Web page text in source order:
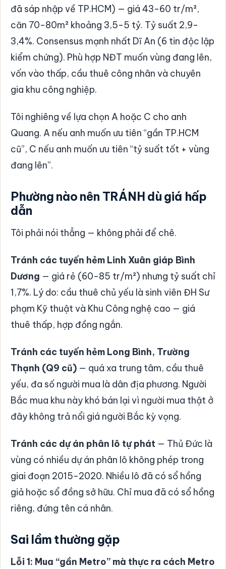
đã sáp nhập về TP.HCM) — giá 43-60 tr/m²,
căn 70-80m² khoảng 3,5-5 tỷ. Tỷ suất 2,9-
3,4%. Consensus mạnh nhất Dĩ An (6 tin độc lập
kiểm chứng). Phù hợp NĐT muốn vùng đang lên,
vốn vào thấp, cầu thuê công nhân và chuyên
gia khu công nghiệp.
Tôi nghiêng về lựa chọn A hoặc C cho anh
Quang. A nếu anh muốn ưu tiên “gần TP.HCM
cũ”, C nếu anh muốn ưu tiên “tỷ suất tốt + vùng
đang lên”.
Phường nào nên TRÁNH dù giá hấp
dẫn
Tôi phải nói thẳng — không phải để chê.
Tránh các tuyến hẻm Linh Xuân giáp Bình
Dương — giá rẻ (60-85 tr/m²) nhưng tỷ suất chỉ
1,7%. Lý do: cầu thuê chủ yếu là sinh viên ĐH Sư
phạm Kỹ thuật và Khu Công nghệ cao — giá
thuê thấp, hợp đồng ngắn.
Tránh các tuyến hẻm Long Bình, Trường
Thạnh (Q9 cũ) — quá xa trung tâm, cầu thuê
yếu, đa số người mua là dân địa phương. Người
Bắc mua khu này khó bán lại vì người mua thật ở
đây không trả nổi giá người Bắc kỳ vọng.
Tránh các dự án phân lô tự phát — Thủ Đức là
vùng có nhiều dự án phân lô không phép trong
giai đoạn 2015-2020. Nhiều lô đã có sổ hồng
giả hoặc sổ đồng sở hữu. Chỉ mua đã có sổ hồng
riêng, đứng tên cá nhân.
Sai lầm thường gặp
Lỗi 1: Mua “gần Metro” mà thực ra cách Metro